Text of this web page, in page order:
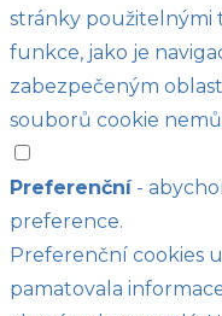
stránky použitelnými
funkce, jako je
zabezpečeným
souborů cookie
Preferenční-
preference.
Preferenční cookies
pamatovala